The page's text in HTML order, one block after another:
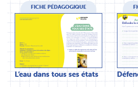
FICHE PÉDAGOGIQUE
L’eau dans tous ses états